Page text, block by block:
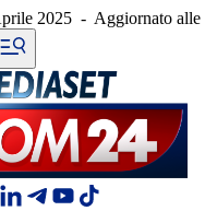
2025 - Aggiornato alle